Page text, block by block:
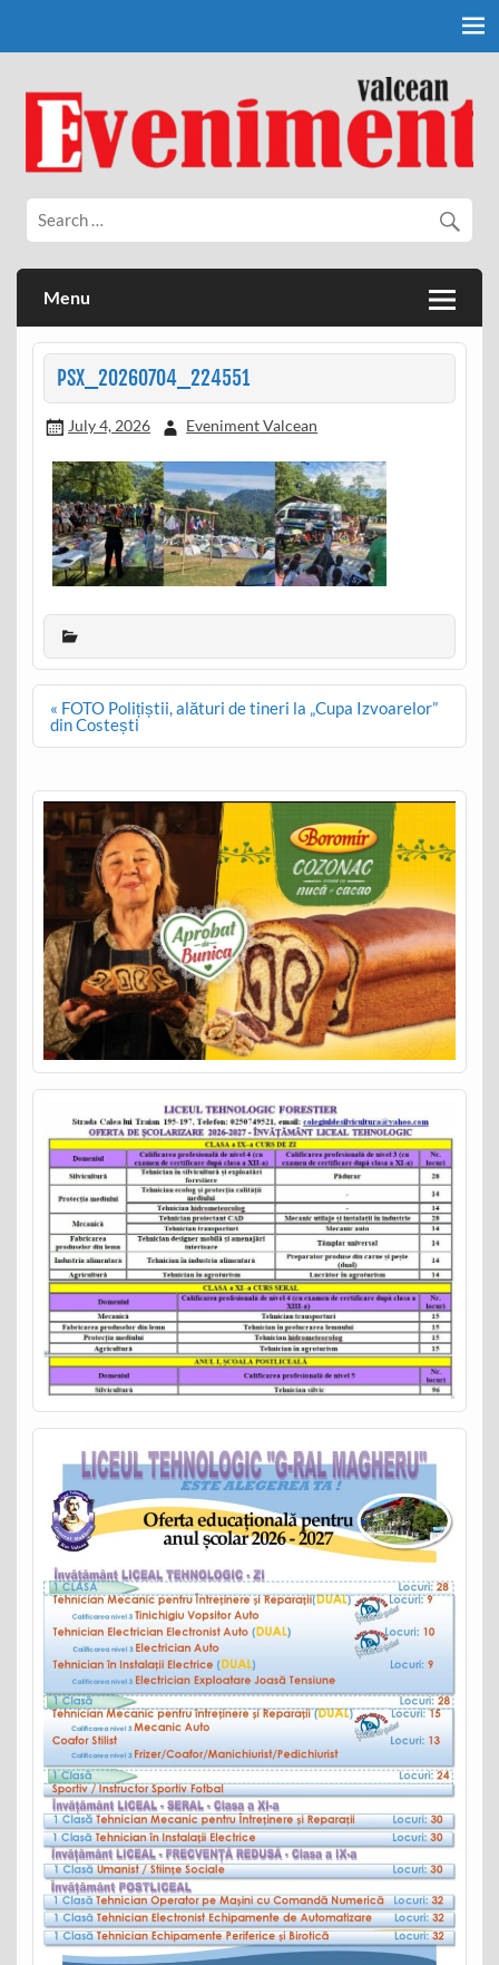
Eveniment Valcean
Menu
PSX_20260704_224551
July 4, 2026 Eveniment Valcean
Post
navigation
« FOTO Polițiștii, alături de tineri la „Cupa Izvoarelor”
din Costești